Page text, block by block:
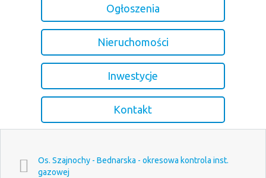
Ogłoszenia
Nieruchomości
Inwestycje
Kontakt
Os. Szajnochy - Bednarska - okresowa kontrola inst.
gazowej